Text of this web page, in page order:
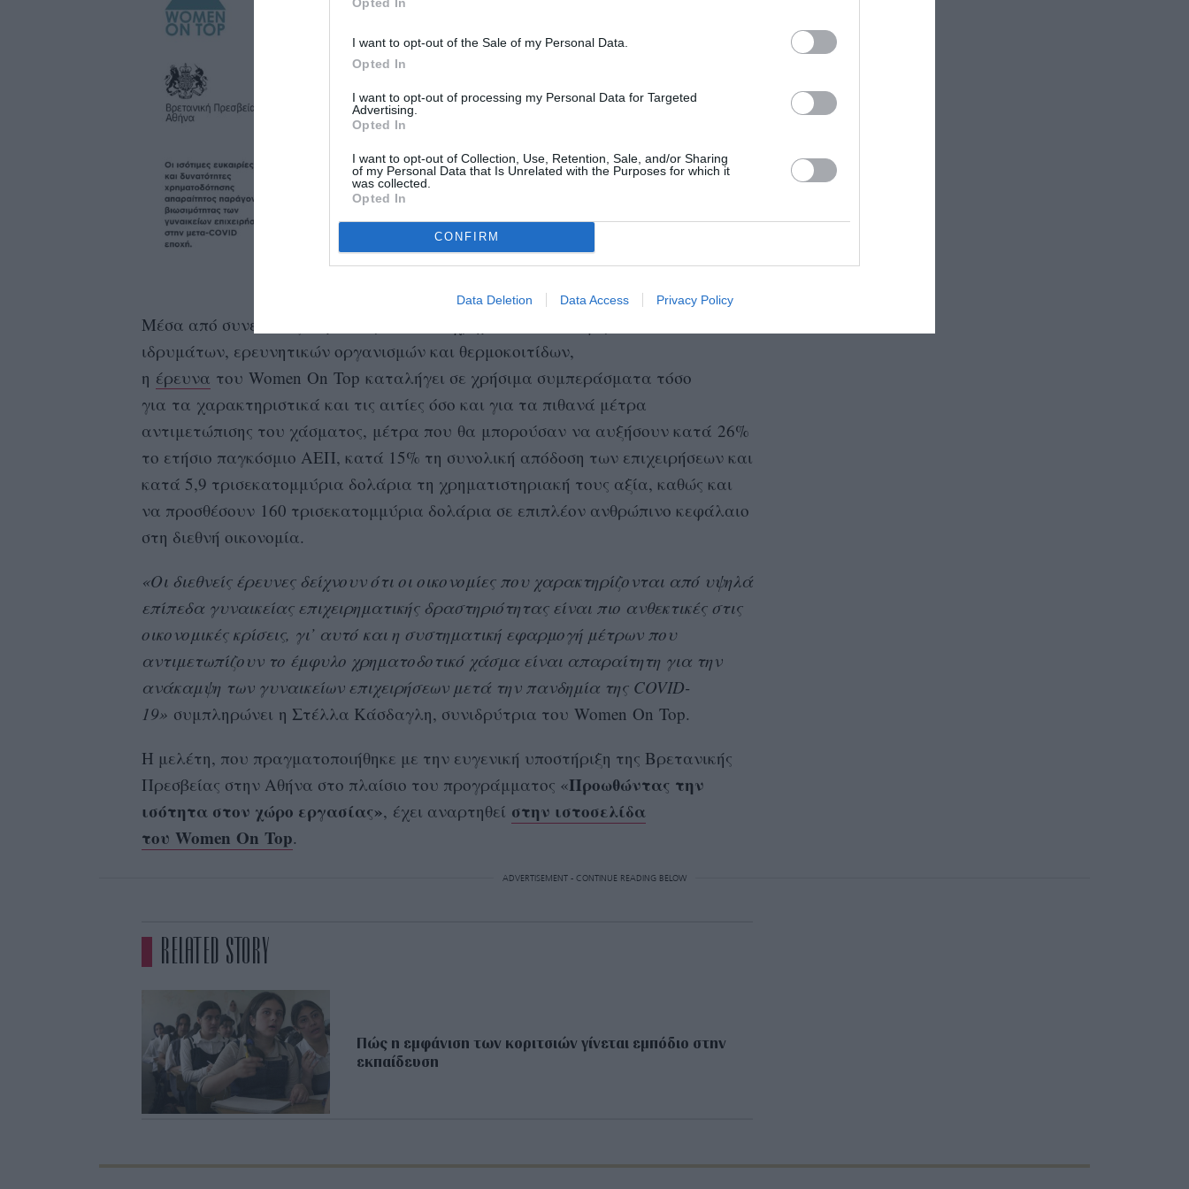
I want to opt-out of the Sale of my Personal Data.
Opted In
I want to opt-out of processing my Personal Data for Targeted
Advertising.
Opted In
I want to opt-out of Collection, Use, Retention, Sale, and/or Sharing
of my Personal Data that Is Unrelated with the Purposes for which it
was collected.
Opted In
CONFIRM
Data Deletion Data Access Privacy Policy
Μέσα από συνεντεύξεις με εκπροσώπους χρηματοδοτικών φορέων, πιστωτικών
ιδρυμάτων, ερευνητικών οργανισμών και θερμοκοιτίδων,
η έρευνα του Women On Top καταλήγει σε χρήσιμα συμπεράσματα τόσο
για τα χαρακτηριστικά και τις αιτίες όσο και για τα πιθανά μέτρα
αντιμετώπισης του χάσματος, μέτρα που θα μπορούσαν να αυξήσουν κατά 26%
το ετήσιο παγκόσμιο ΑΕΠ, κατά 15% τη συνολική απόδοση των επιχειρήσεων και
κατά 5,9 τρισεκατομμύρια δολάρια τη χρηματιστηριακή τους αξία, καθώς και
να προσθέσουν 160 τρισεκατομμύρια δολάρια σε επιπλέον ανθρώπινο κεφάλαιο
στη διεθνή οικονομία.
«Οι διεθνείς έρευνες δείχνουν ότι οι οικονομίες που χαρακτηρίζονται από υψηλά
επίπεδα γυναικείας επιχειρηματικής δραστηριότητας είναι πιο ανθεκτικές στις
οικονομικές κρίσεις, γι’ αυτό και η συστηματική εφαρμογή μέτρων που
αντιμετωπίζουν το έμφυλο χρηματοδοτικό χάσμα είναι απαραίτητη για την
ανάκαμψη των γυναικείων επιχειρήσεων μετά την πανδημία της COVID-
19» συμπληρώνει η Στέλλα Κάσδαγλη, συνιδρύτρια του Women On Top.
Η μελέτη, που πραγματοποιήθηκε με την ευγενική υποστήριξη της Βρετανικής
Πρεσβείας στην Αθήνα στο πλαίσιο του προγράμματος «Προωθώντας την
ισότητα στον χώρο εργασίας», έχει αναρτηθεί στην ιστοσελίδα
του Women On Top.
ADVERTISEMENT - CONTINUE READING BELOW
RELATED STORY
Πώς η εμφάνιση των κοριτσιών γίνεται εμπόδιο στην
εκπαίδευση